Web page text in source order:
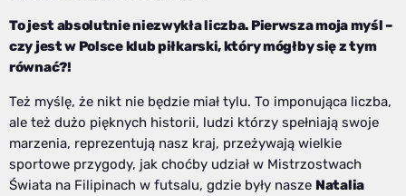
To jest absolutnie niezwykła liczba. Pierwsza moja myśl –
czy jest w Polsce klub piłkarski, który mógłby się z tym
równać?!
Też myślę, że nikt nie będzie miał tylu. To imponująca liczba,
ale też dużo pięknych historii, ludzi którzy spełniają swoje
marzenia, reprezentują nasz kraj, przeżywają wielkie
sportowe przygody, jak choćby udział w Mistrzostwach
Świata na Filipinach w futsalu, gdzie były nasze Natalia